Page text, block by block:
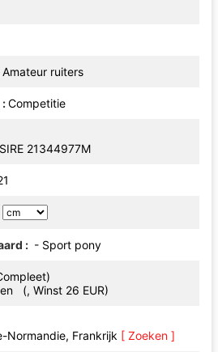
Amateur ruiters
Competitie
SIRE 21344977M
- Sport pony
(, Winst 26 EUR)
Normandie, Frankrijk [ Zoeken ]